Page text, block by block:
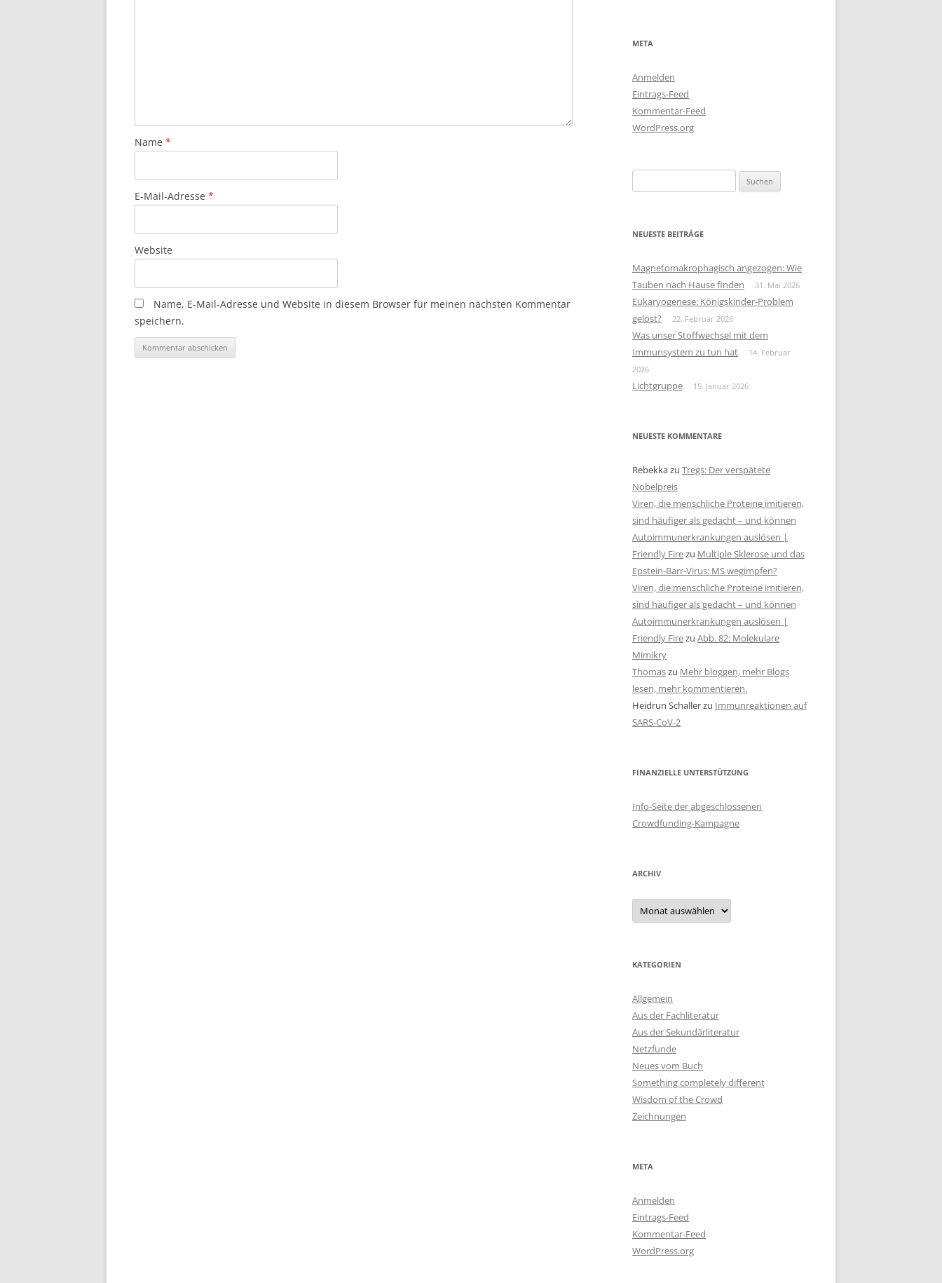
Name *
E-Mail-Adresse *
Website
Name, E-Mail-Adresse und Website in diesem Browser für meinen nächsten Kommentar
speichern.
META
Anmelden
Eintrags-Feed
Kommentar-Feed
WordPress.org
nach:
NEUESTE BEITRÄGE
Magnetomakrophagisch angezogen: Wie
Tauben nach Hause finden
31. Mai 2026
Eukaryogenese: Königskinder-Problem
gelöst?
22. Februar 2026
Was unser Stoffwechsel mit dem
Immunsystem zu tun hat
14. Februar
2026
Lichtgruppe 15. Januar 2026
NEUESTE KOMMENTARE
Rebekkazu Tregs: Der verspätete
Nobelpreis
Viren, die menschliche Proteine imitieren,
sind häufiger als gedacht – und können
Autoimmunerkrankungen auslösen |
Friendly Firezu Multiple Sklerose und das
Epstein-Barr-Virus: MS wegimpfen?
Viren, die menschliche Proteine imitieren,
sind häufiger als gedacht – und können
Autoimmunerkrankungen auslösen |
Friendly Firezu Abb. 82: Molekulare
Mimikry
Thomaszu Mehr bloggen, mehr Blogs
lesen, mehr kommentieren.
Heidrun Schallerzu Immunreaktionen auf
SARS-CoV-2
FINANZIELLE UNTERSTÜTZUNG
Info-Seite der abgeschlossenen
Crowdfunding-Kampagne
ARCHIV
Archiv
KATEGORIEN
Allgemein
Aus der Fachliteratur
Aus der Sekundärliteratur
Netzfunde
Neues vom Buch
Something completely different
Wisdom of the Crowd
Zeichnungen
META
Anmelden
Eintrags-Feed
Kommentar-Feed
WordPress.org